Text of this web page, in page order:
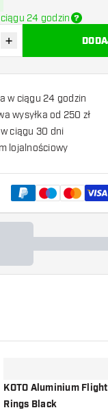
24 godzin
ilość
Zwiększ ilość
+
w ciągu 24 godzin
wysyłka od 250 zł
ciągu 30 dni
lojalnościowy
życzeń
KOTO Aluminium
Rings Black